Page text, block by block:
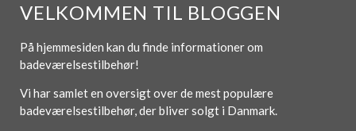
VELKOMMEN TIL BLOGGEN
På hjemmesiden kan du finde informationer om
badeværelsestilbehør!
Vi har samlet en oversigt over de mest populære
badeværelsestilbehør, der bliver solgt i Danmark.